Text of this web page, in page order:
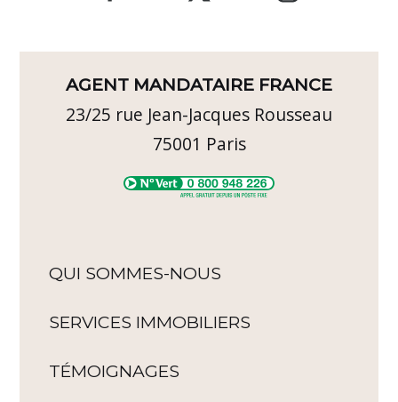
AGENT MANDATAIRE FRANCE
23/25 rue Jean-Jacques Rousseau
75001 Paris
QUI SOMMES-NOUS
SERVICES IMMOBILIERS
TÉMOIGNAGES